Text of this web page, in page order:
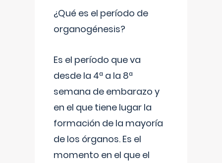
¿Qué es el período de
organogénesis?
Es el período que va
desde la 4ª a la 8ª
semana de embarazo y
en el que tiene lugar la
formación de la mayoría
de los órganos. Es el
momento en el que el